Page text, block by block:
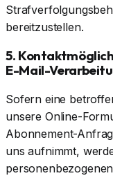
bereitzustellen.
5.
E-Mail-
Sofern eine
unsere Online-
Abonnement-
uns aufnimmt,